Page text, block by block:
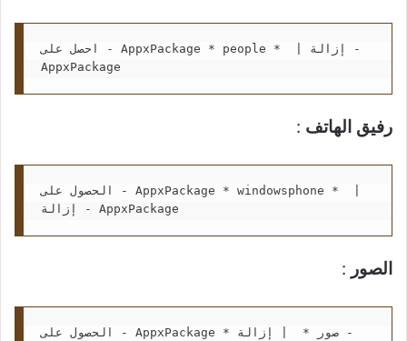
احصل على - AppxPackage * people *  | إزالة -
AppxPackage
رفيق الهاتف :
الحصول على - AppxPackage * windowsphone *  |
إزالة - AppxPackage
الصور :
الحصول على - AppxPackage * صور *  | إزالة -